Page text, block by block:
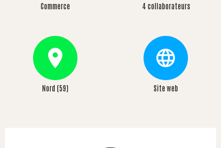
Commerce 4 collaborateurs
Nord (59) Site web